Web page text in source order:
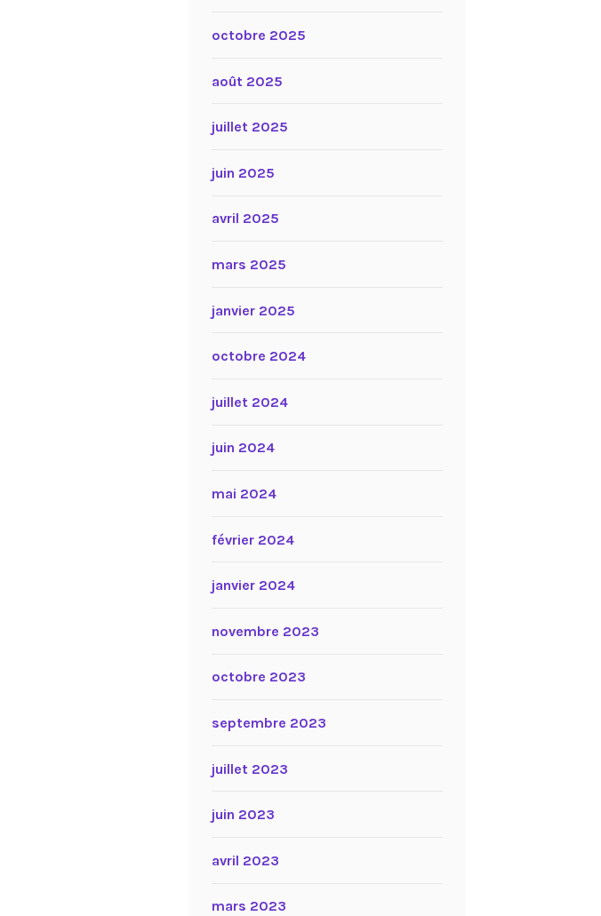
octobre 2025
août 2025
juillet 2025
juin 2025
avril 2025
mars 2025
janvier 2025
octobre 2024
juillet 2024
juin 2024
mai 2024
février 2024
janvier 2024
novembre 2023
octobre 2023
septembre 2023
juillet 2023
juin 2023
avril 2023
mars 2023